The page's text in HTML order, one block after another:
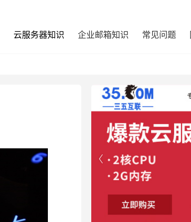
云服务器知识 企业邮箱知识 常见问题
